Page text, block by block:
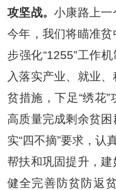
攻坚战。小康路上一
今年，我们将瞄准
步强化“1255”工作
入落实产业、就业
贫措施，下足“绣花”
高质量完成剩余贫
实“四不摘”要求，认
帮扶和巩固提升，建
健全完善防贫防返